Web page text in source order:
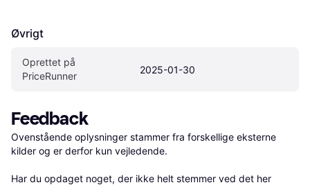
Øvrigt
Oprettet på
PriceRunner
2025-01-30
Feedback
Ovenstående oplysninger stammer fra forskellige eksterne
kilder og er derfor kun vejledende.
Har du opdaget noget, der ikke helt stemmer ved det her